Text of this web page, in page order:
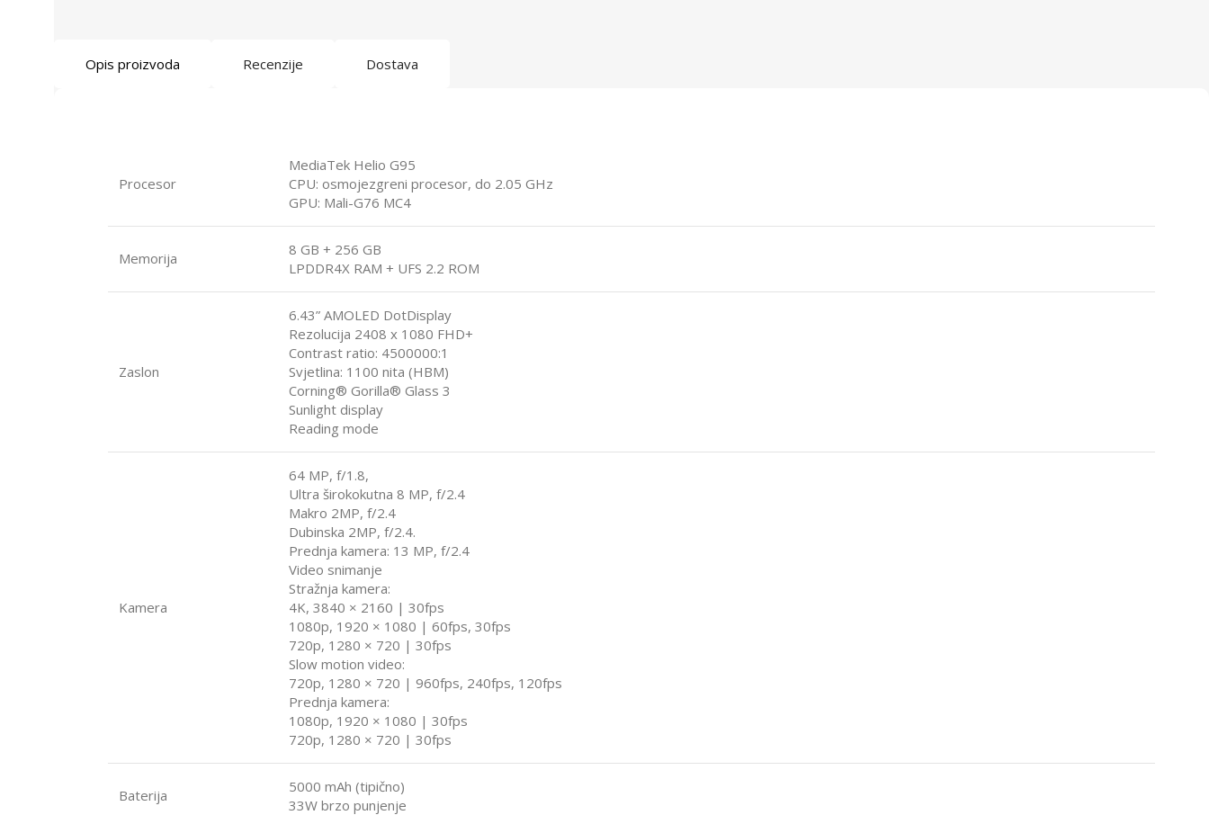
Opis proizvoda Recenzije Dostava
Procesor
MediaTek Helio G95
CPU: osmojezgreni procesor, do 2.05 GHz
GPU: Mali-G76 MC4
Memorija
8 GB + 256 GB
LPDDR4X RAM + UFS 2.2 ROM
Zaslon
6.43” AMOLED DotDisplay
Rezolucija 2408 x 1080 FHD+
Contrast ratio: 4500000:1
Svjetlina: 1100 nita (HBM)
Corning® Gorilla® Glass 3
Sunlight display
Reading mode
Kamera
64 MP, f/1.8,
Ultra širokokutna 8 MP, f/2.4
Makro 2MP, f/2.4
Dubinska 2MP, f/2.4.
Prednja kamera: 13 MP, f/2.4
Video snimanje
Stražnja kamera:
4K, 3840 × 2160 | 30fps
1080p, 1920 × 1080 | 60fps, 30fps
720p, 1280 × 720 | 30fps
Slow motion video:
720p, 1280 × 720 | 960fps, 240fps, 120fps
Prednja kamera:
1080p, 1920 × 1080 | 30fps
720p, 1280 × 720 | 30fps
Baterija
5000 mAh (tipično)
33W brzo punjenje